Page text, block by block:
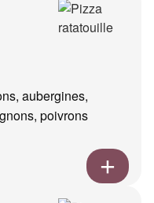
aubergines,
poivrons